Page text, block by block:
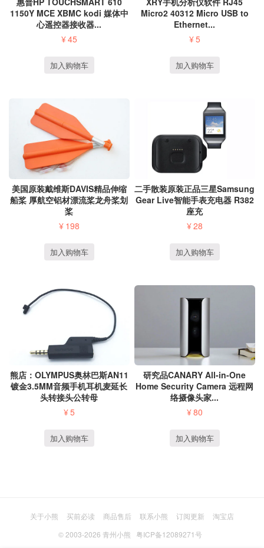
1150Y MCE XBMC kodi 媒体中
心遥控器接收器...
¥45
加入购物车
Micro2 40312 Micro USB to
Ethernet...
¥5
加入购物车
美国原装戴维斯DAVIS精品伸缩
船桨 厚航空铝材漂流桨龙舟桨划
桨
¥ 198
加入购物车
二手散装原装正品三星Samsung
Gear Live智能手表充电器 R382
座充
¥28
加入购物车
熊店：OLYMPUS奥林巴斯AN11
镀金3.5MM音频手机耳机麦延长
头转接头公转母
¥5
加入购物车
研究品CANARY All-in-One
Home Security Camera 远程网
络摄像头家...
¥80
加入购物车
关于小熊 买前必读 商品售后 联系小熊 订阅更新
淘宝店
© 2003-2026 青州小熊 粤ICP备12089271号